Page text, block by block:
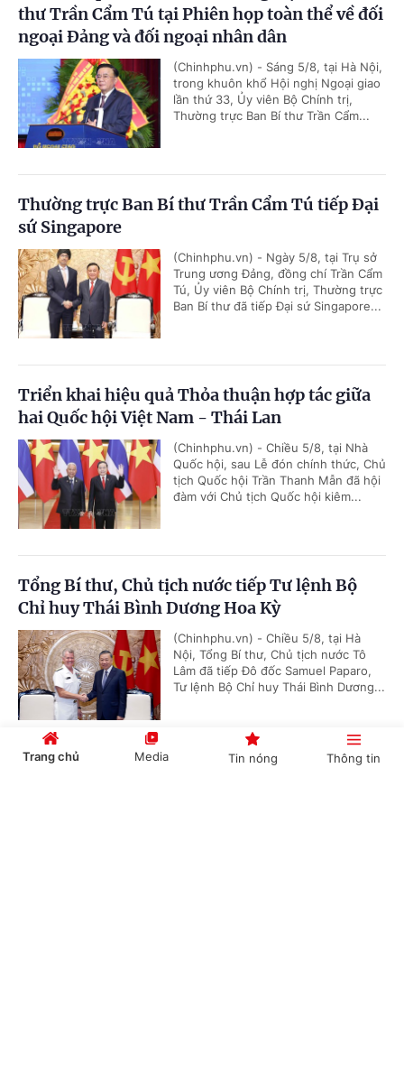
thư Trần Cẩm Tú tại Phiên họp toàn thể về đối
ngoại Đảng và đối ngoại nhân dân
(Chinhphu.vn) - Sáng 5/8, tại Hà Nội,
trong khuôn khổ Hội nghị Ngoại giao
lần thứ 33, Ủy viên Bộ Chính trị,
Thường trực Ban Bí thư Trần Cẩm...
Thường trực Ban Bí thư Trần Cẩm Tú tiếp Đại
sứ Singapore
(Chinhphu.vn) - Ngày 5/8, tại Trụ sở
Trung ương Đảng, đồng chí Trần Cẩm
Tú, Ủy viên Bộ Chính trị, Thường trực
Ban Bí thư đã tiếp Đại sứ Singapore...
Triển khai hiệu quả Thỏa thuận hợp tác giữa
hai Quốc hội Việt Nam - Thái Lan
(Chinhphu.vn) - Chiều 5/8, tại Nhà
Quốc hội, sau Lễ đón chính thức, Chủ
tịch Quốc hội Trần Thanh Mẫn đã hội
đàm với Chủ tịch Quốc hội kiêm...
Tổng Bí thư, Chủ tịch nước tiếp Tư lệnh Bộ
Chỉ huy Thái Bình Dương Hoa Kỳ
(Chinhphu.vn) - Chiều 5/8, tại Hà
Nội, Tổng Bí thư, Chủ tịch nước Tô
Lâm đã tiếp Đô đốc Samuel Paparo,
Tư lệnh Bộ Chỉ huy Thái Bình Dương...
Trang chủ Media Tin nóng Thông tin